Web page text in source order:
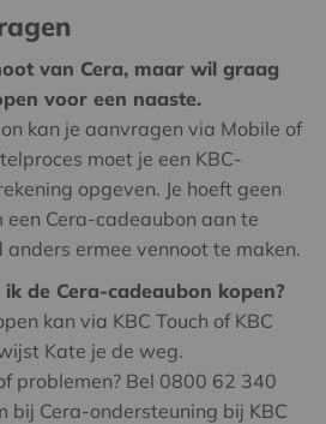
van Cera, maar wil graag
voor een naaste.
kan je aanvragen via Mobile of
moet je een KBC-
opgeven. Je hoeft geen
een Cera-cadeaubon aan te
ermee vennoot te maken.
de Cera-cadeaubon kopen?
kan via KBC Touch of KBC
Kate je de weg.
problemen? Bel 0800 62 340
bij Cera-ondersteuning bij KBC